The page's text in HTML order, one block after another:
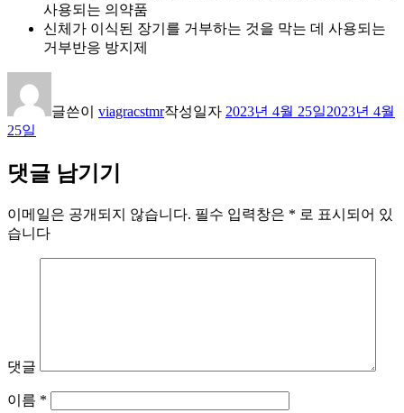
사용되는 의약품
신체가 이식된 장기를 거부하는 것을 막는 데 사용되는
거부반응 방지제
글쓴이 viagracstmr작성일자 2023년 4월 25일2023년 4월
25일
댓글 남기기
이메일은 공개되지 않습니다. 필수 입력창은 * 로 표시되어 있
습니다
댓글
이름 *